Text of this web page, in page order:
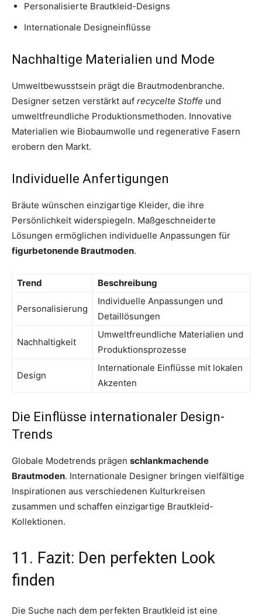
Personalisierte Brautkleid-Designs
Internationale Designeinflüsse
Nachhaltige Materialien und Mode
Umweltbewusstsein prägt die Brautmodenbranche.
Designer setzen verstärkt auf recycelte Stoffe und
umweltfreundliche Produktionsmethoden. Innovative
Materialien wie Biobaumwolle und regenerative Fasern
erobern den Markt.
Individuelle Anfertigungen
Bräute wünschen einzigartige Kleider, die ihre
Persönlichkeit widerspiegeln. Maßgeschneiderte
Lösungen ermöglichen individuelle Anpassungen für
figurbetonende Brautmoden.
Trend Beschreibung
Personalisierung
Individuelle Anpassungen und
Detaillösungen
Nachhaltigkeit
Umweltfreundliche Materialien und
Produktionsprozesse
Design
Internationale Einflüsse mit lokalen
Akzenten
Die Einflüsse internationaler Design-
Trends
Globale Modetrends prägen schlankmachende
Brautmoden. Internationale Designer bringen vielfältige
Inspirationen aus verschiedenen Kulturkreisen
zusammen und schaffen einzigartige Brautkleid-
Kollektionen.
11. Fazit: Den perfekten Look
finden
Die Suche nach dem perfekten Brautkleid ist eine